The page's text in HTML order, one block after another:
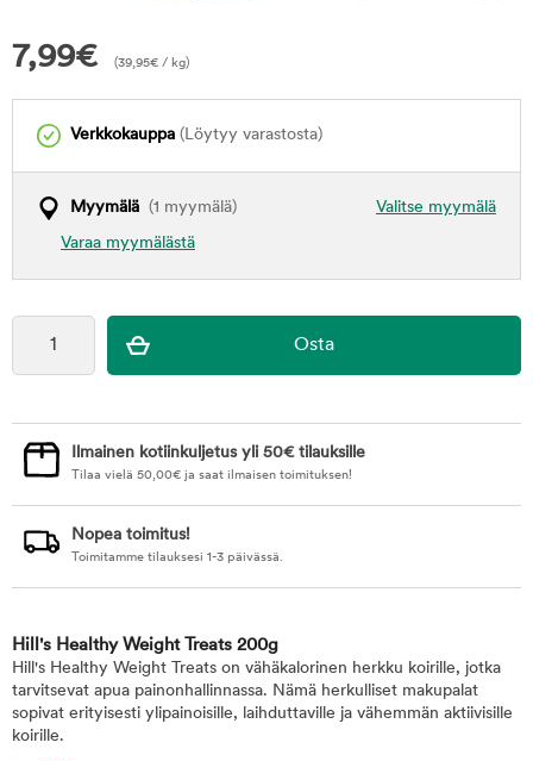
7,99€ (39,95€ / kg)
Verkkokauppa (Löytyy varastosta)
Valitse myymälä
Myymälä (1 myymälä)
Varaa myymälästä
Ilmainen kotiinkuljetus yli 50€ tilauksille
Tilaa vielä 50,00€ ja saat ilmaisen toimituksen!
Nopea toimitus!
Toimitamme tilauksesi 1-3 päivässä.
Hill's Healthy Weight Treats 200g
Hill's Healthy Weight Treats on vähäkalorinen herkku koirille, jotka
tarvitsevat apua painonhallinnassa. Nämä herkulliset makupalat
sopivat erityisesti ylipainoisille, laihduttaville ja vähemmän aktiivisille
koirille.